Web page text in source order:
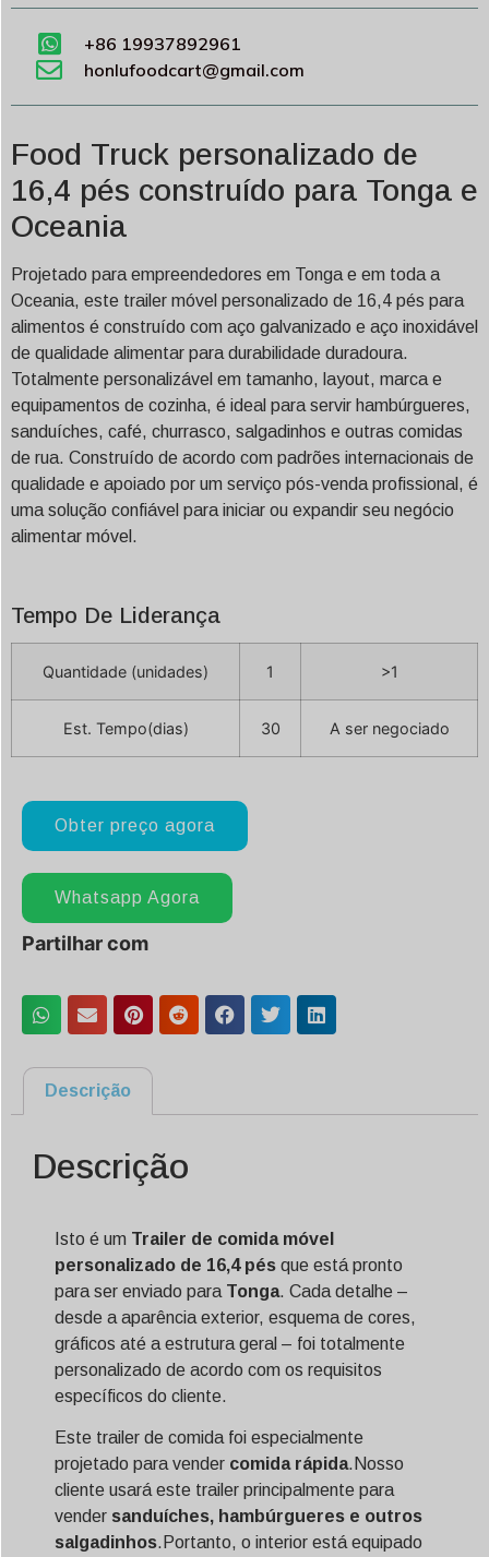
+86 19937892961
honlufoodcart@gmail.com
Food Truck personalizado de
16,4 pés construído para Tonga e
Oceania
Projetado para empreendedores em Tonga e em toda a
Oceania, este trailer móvel personalizado de 16,4 pés para
alimentos é construído com aço galvanizado e aço inoxidável
de qualidade alimentar para durabilidade duradoura.
Totalmente personalizável em tamanho, layout, marca e
equipamentos de cozinha, é ideal para servir hambúrgueres,
sanduíches, café, churrasco, salgadinhos e outras comidas
de rua. Construído de acordo com padrões internacionais de
qualidade e apoiado por um serviço pós-venda profissional, é
uma solução confiável para iniciar ou expandir seu negócio
alimentar móvel.
Tempo De Liderança
Quantidade (unidades) 1 >1
Est. Tempo(dias) 30 A ser negociado
Obter preço agora
Whatsapp Agora
Partilhar com
Descrição
Descrição
Isto é um Trailer de comida móvel
personalizado de 16,4 pés que está pronto
para ser enviado para Tonga. Cada detalhe –
desde a aparência exterior, esquema de cores,
gráficos até a estrutura geral – foi totalmente
personalizado de acordo com os requisitos
específicos do cliente.
Este trailer de comida foi especialmente
projetado para vender comida rápida.Nosso
cliente usará este trailer principalmente para
vender sanduíches, hambúrgueres e outros
salgadinhos.Portanto, o interior está equipado